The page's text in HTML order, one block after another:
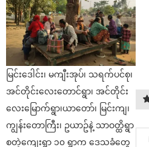
မြင်းဒေါင်း၊ မကျီးအုပ်၊ သရက်ပင်စု၊
အင်တိုင်းလေးတောင်ရွာ၊ အင်တိုင်း
လေးမြောက်ရွာ၊ယာတော်၊ မြင်းကျ၊
ကျွန်းတောကြီး၊ ဥယာဥ်နဲ့ သာဝတ္ထိရွာ
စတဲ့ကျေးရွာ ၁၀ ရွာက ဒေသခံတွေ